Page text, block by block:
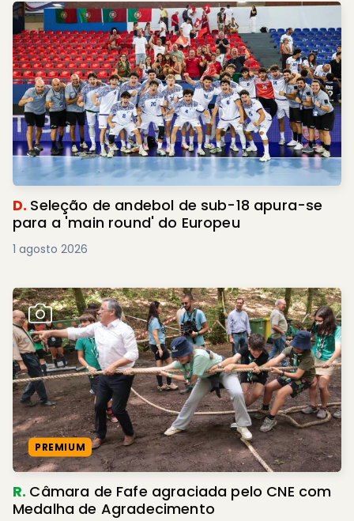
D. Seleção de andebol de sub-18 apura-se
para a 'main round' do Europeu
1 agosto 2026
PREMIUM
R. Câmara de Fafe agraciada pelo CNE com
Medalha de Agradecimento